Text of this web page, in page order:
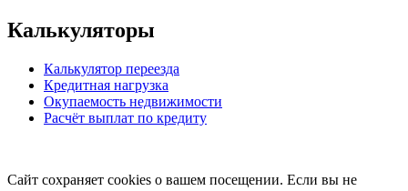
Калькуляторы
Калькулятор переезда
Кредитная нагрузка
Окупаемость недвижимости
Расчёт выплат по кредиту
Сайт сохраняет cookies о вашем посещении. Если вы не